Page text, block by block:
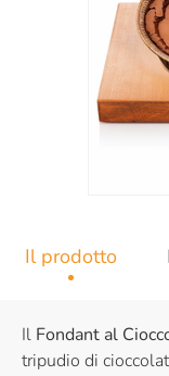
Il prodotto
Il Fondant al
tripudio di